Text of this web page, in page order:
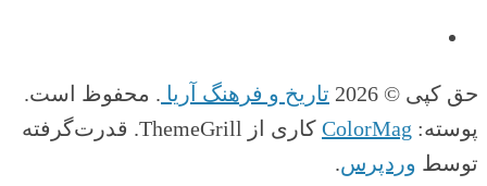
حق کپی © 2026 تاریخ و فرهنگ آریا . محفوظ است.
پوسته: ColorMag
کاری از ThemeGrill. قدرت‌گرفته
توسط وردپرس.